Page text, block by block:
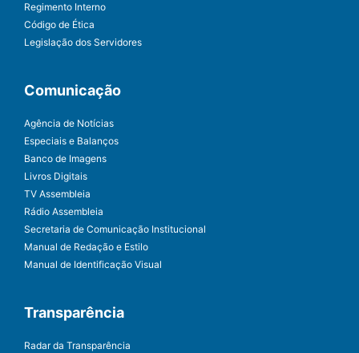
Regimento Interno
Código de Ética
Legislação dos Servidores
Comunicação
Agência de Notícias
Especiais e Balanços
Banco de Imagens
Livros Digitais
TV Assembleia
Rádio Assembleia
Secretaria de Comunicação Institucional
Manual de Redação e Estilo
Manual de Identificação Visual
Transparência
Radar da Transparência